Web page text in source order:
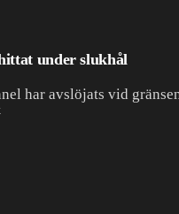
under slukhål
har avslöjats vid